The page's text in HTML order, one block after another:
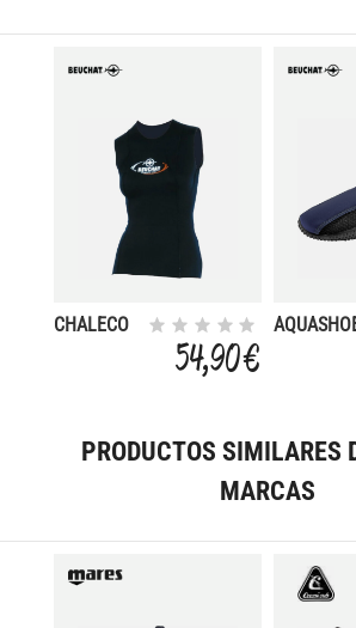
CHALECO
54,90 €
PRODUCTOS SIMILARES
MARCAS